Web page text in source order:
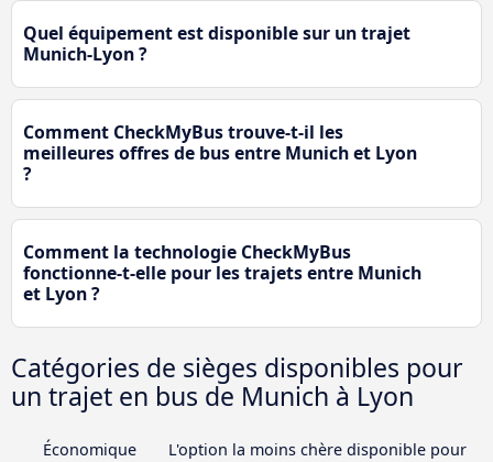
Quel équipement est disponible sur un trajet
Munich-Lyon ?
Comment CheckMyBus trouve-t-il les
meilleures offres de bus entre Munich et Lyon
?
Comment la technologie CheckMyBus
fonctionne-t-elle pour les trajets entre Munich
et Lyon ?
Catégories de sièges disponibles pour
un trajet en bus de Munich à Lyon
Économique
L'option la moins chère disponible pour